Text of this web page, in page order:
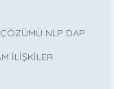
NLP DAP
İLİŞKİLER